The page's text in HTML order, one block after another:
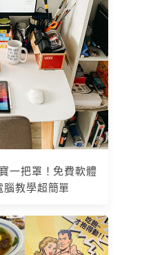
一把罩！免費軟體
教學超簡單